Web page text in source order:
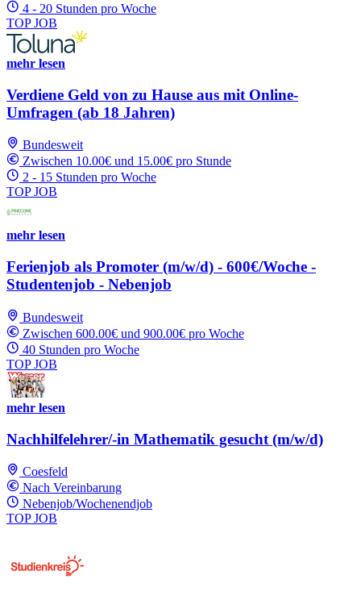
4 - 20 Stunden pro Woche
TOP JOB
mehr lesen
Verdiene Geld von zu Hause aus mit Online-
Umfragen (ab 18 Jahren)
Bundesweit
Zwischen 10.00€ und 15.00€ pro Stunde
2 - 15 Stunden pro Woche
TOP JOB
mehr lesen
Ferienjob als Promoter (m/w/d) - 600€/Woche -
Studentenjob - Nebenjob
Bundesweit
Zwischen 600.00€ und 900.00€ pro Woche
40 Stunden pro Woche
TOP JOB
mehr lesen
Nachhilfelehrer/-in Mathematik gesucht (m/w/d)
Coesfeld
Nach Vereinbarung
Nebenjob/Wochenendjob
TOP JOB